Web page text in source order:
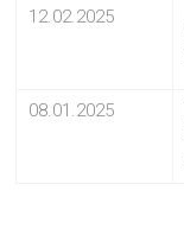
12.02.2025
08.01.2025